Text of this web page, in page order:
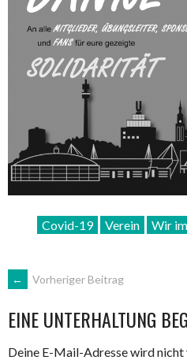
Covid-19 Verein
Wir
ARTIKEL-
NAVIGATION
← Vorheriger Beitrag
EINE UNTERHALTUNG
Deine E-Mail-Adresse wird